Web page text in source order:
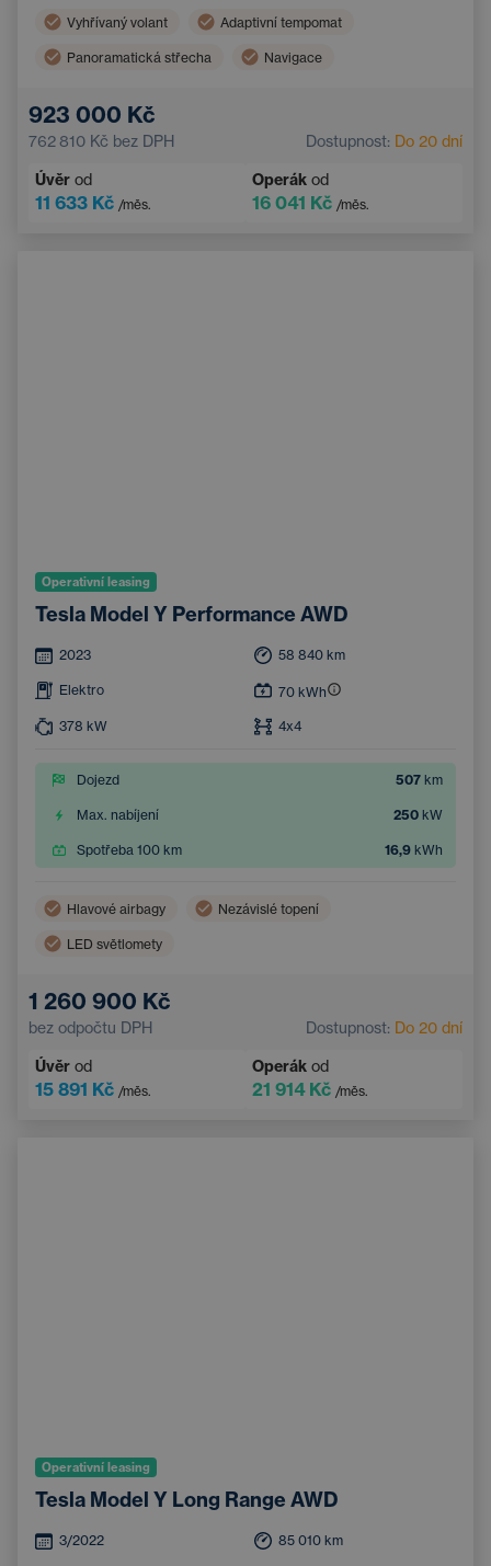
Vyhřívaný volant Adaptivní tempomat
Panoramatická střecha Navigace
Bluetooth
923 000 Kč
762 810 Kč bez DPH Dostupnost: Do 20 dní
Úvěr od
11 633 Kč /měs.
Operák od
16 041 Kč /měs.
Operativní leasing
Tesla Model Y Performance AWD
2023 58 840 km
Elektro 70 kWh
378 kW 4x4
Dojezd 507 km
Max. nabíjení 250 kW
Spotřeba 100 km 16,9 kWh
Hlavové airbagy Nezávislé topení
LED světlomety
Automatická klimatizace
Elektricky nastavitelné sedadlo řidiče s pamětí
1 260 900 Kč
bez odpočtu DPH Dostupnost: Do 20 dní
Úvěr od
15 891 Kč /měs.
Operák od
21 914 Kč /měs.
Operativní leasing
Tesla Model Y Long Range AWD
3/2022 85 010 km